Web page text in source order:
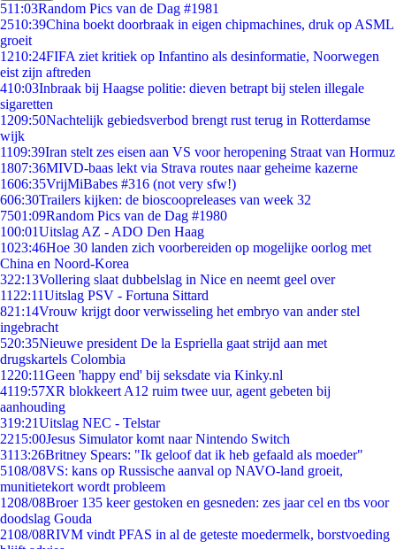
511:03Random Pics van de Dag #1981
2510:39China boekt doorbraak in eigen chipmachines, druk op ASML
groeit
1210:24FIFA ziet kritiek op Infantino als desinformatie, Noorwegen
eist zijn aftreden
410:03Inbraak bij Haagse politie: dieven betrapt bij stelen illegale
sigaretten
1209:50Nachtelijk gebiedsverbod brengt rust terug in Rotterdamse
wijk
1109:39Iran stelt zes eisen aan VS voor heropening Straat van Hormuz
1807:36MIVD-baas lekt via Strava routes naar geheime kazerne
1606:35VrijMiBabes #316 (not very sfw!)
606:30Trailers kijken: de bioscoopreleases van week 32
7501:09Random Pics van de Dag #1980
100:01Uitslag AZ - ADO Den Haag
1023:46Hoe 30 landen zich voorbereiden op mogelijke oorlog met
China en Noord-Korea
322:13Vollering slaat dubbelslag in Nice en neemt geel over
11 22:11Uitslag PSV - Fortuna Sittard
821:14Vrouw krijgt door verwisseling het embryo van ander stel
ingebracht
520:35Nieuwe president De la Espriella gaat strijd aan met
drugskartels Colombia
1220:11Geen 'happy end' bij seksdate via Kinky.nl
4119:57XR blokkeert A12 ruim twee uur, agent gebeten bij
aanhouding
319:21Uitslag NEC - Telstar
2215:00Jesus Simulator komt naar Nintendo Switch
3113:26Britney Spears: "Ik geloof dat ik heb gefaald als moeder"
5108/08VS: kans op Russische aanval op NAVO-land groeit,
munitietekort wordt probleem
1208/08Broer 135 keer gestoken en gesneden: zes jaar cel en tbs voor
doodslag Gouda
2108/08RIVM vindt PFAS in al de geteste moedermelk, borstvoeding